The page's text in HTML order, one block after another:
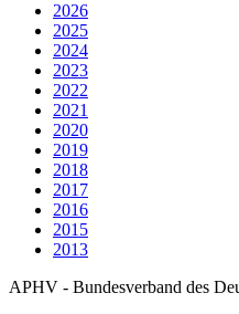
2026
2025
2024
2023
2022
2021
2020
2019
2018
2017
2016
2015
2013
APHV - Bundesverband des